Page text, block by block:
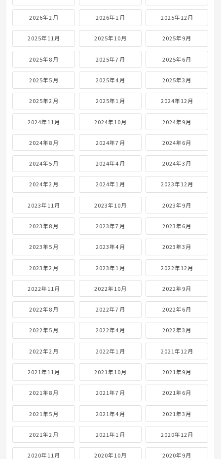
2026年2月 2026年1月 2025年12月
2025年11月 2025年10月 2025年9月
2025年8月 2025年7月 2025年6月
2025年5月 2025年4月 2025年3月
2025年2月 2025年1月 2024年12月
2024年11月 2024年10月 2024年9月
2024年8月 2024年7月 2024年6月
2024年5月 2024年4月 2024年3月
2024年2月 2024年1月 2023年12月
2023年11月 2023年10月 2023年9月
2023年8月 2023年7月 2023年6月
2023年5月 2023年4月 2023年3月
2023年2月 2023年1月 2022年12月
2022年11月 2022年10月 2022年9月
2022年8月 2022年7月 2022年6月
2022年5月 2022年4月 2022年3月
2022年2月 2022年1月 2021年12月
2021年11月 2021年10月 2021年9月
2021年8月 2021年7月 2021年6月
2021年5月 2021年4月 2021年3月
2021年2月 2021年1月 2020年12月
2020年11月 2020年10月 2020年9月